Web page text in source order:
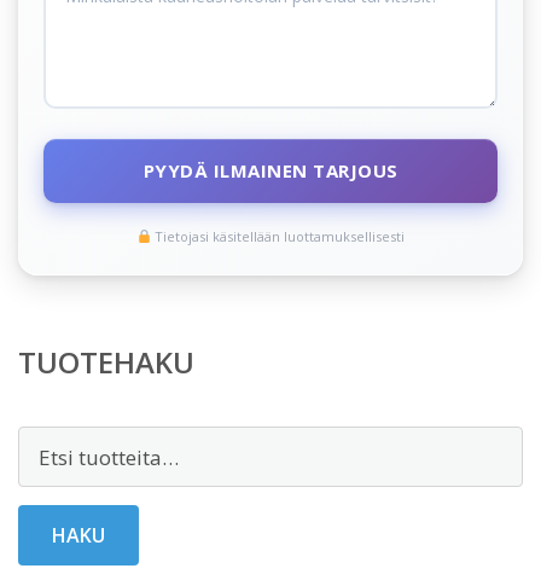
PYYDÄ ILMAINEN TARJOUS
Tietojasi käsitellään luottamuksellisesti
TUOTEHAKU
HAKU